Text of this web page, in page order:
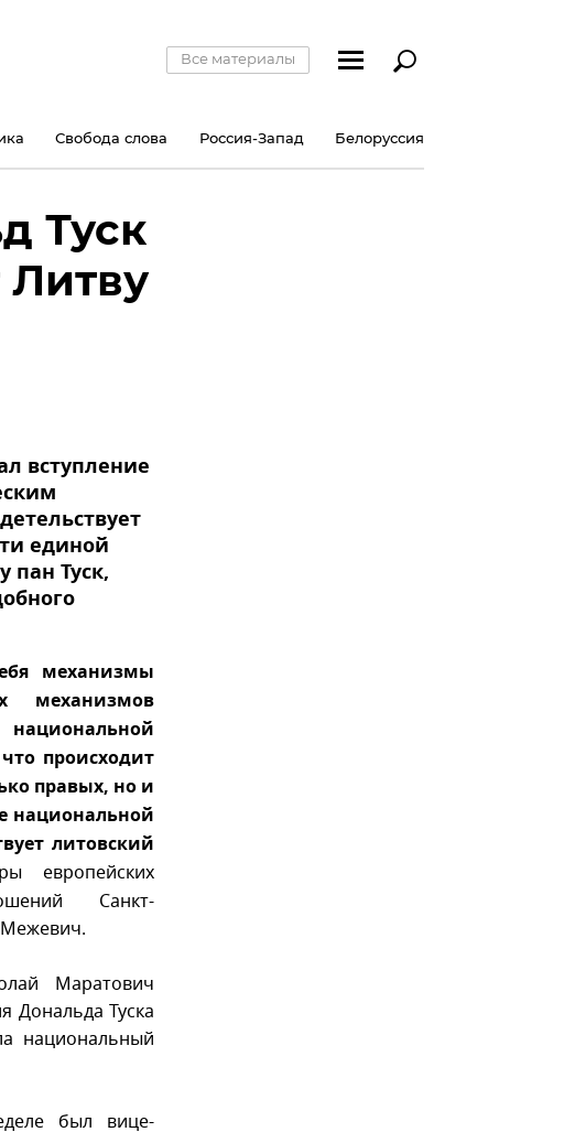
Все материалы
Свобода слова Россия-Запад Белоруссия
Туск
Литву
вступление
единой
Туск,
механизмы
механизмов
происходит
правых, но и
национальной
литовский
европейских
Санкт-
Межевич.
Маратович
Дональда Туска
национальный
был вице-